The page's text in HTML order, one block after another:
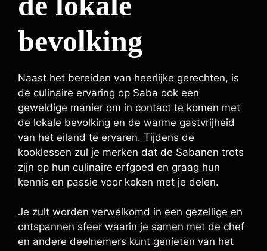
bevolking
Naast het bereiden van heerlijke gerechten, is
de culinaire ervaring op Saba ook een
geweldige manier om in contact te komen met
de lokale bevolking en de warme gastvrijheid
van het eiland te ervaren. Tijdens de
kooklessen zul je merken dat de Sabanen trots
zijn op hun culinaire erfgoed en graag hun
kennis en passie voor koken met je delen.
Je zult worden verwelkomd in een gezellige en
ontspannen sfeer waarin je samen met de chef
en andere deelnemers kunt genieten van het